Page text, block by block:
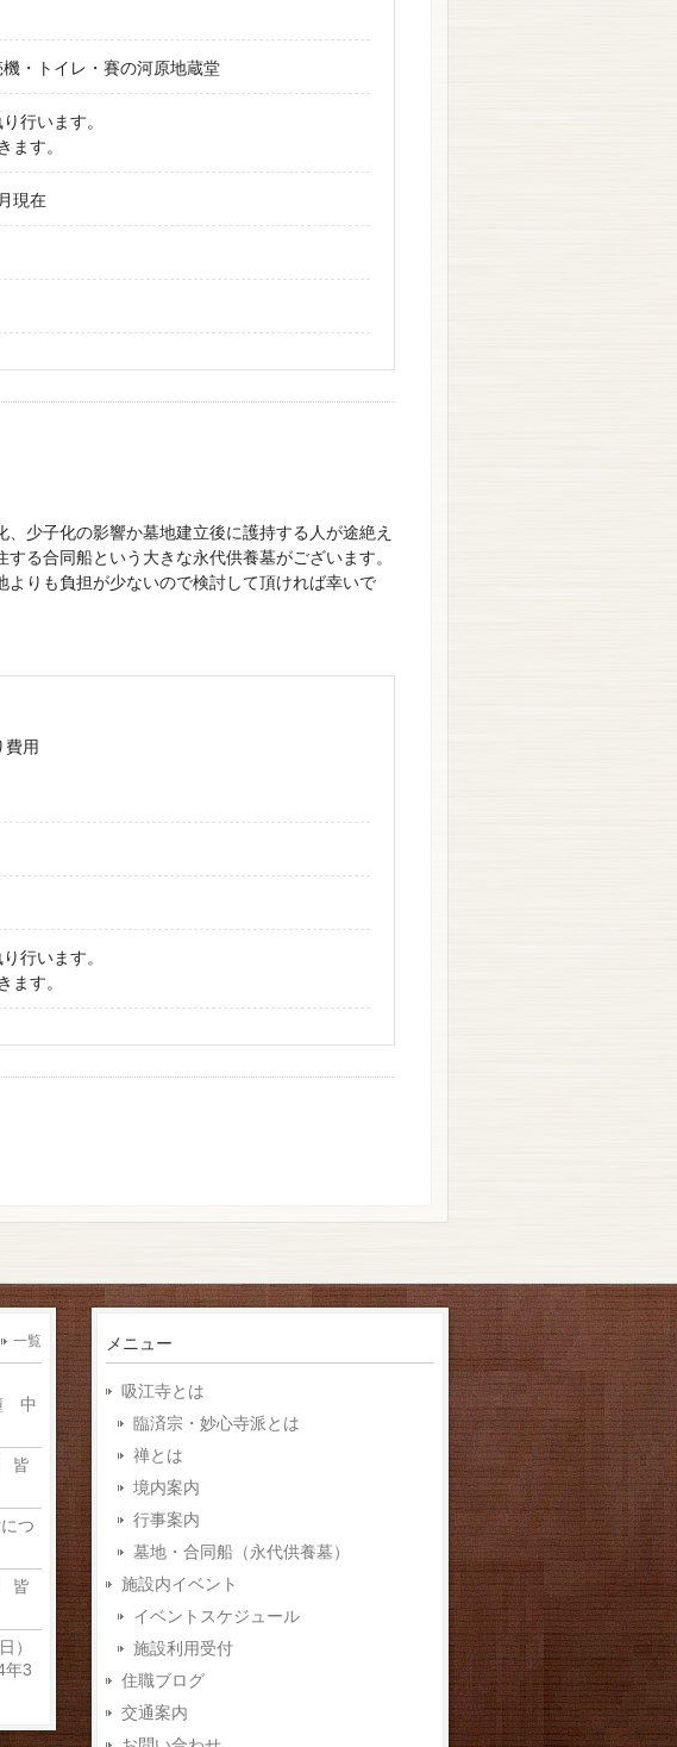
・トイレ・賽の河原地蔵堂
行います。
ます。
現在
少子化の影響か墓地建立後に護持する人が途絶え
る合同船という大きな永代供養墓がございます。
りも負担が少ないので検討して頂ければ幸いで
費用
行います。
ます。
一覧
中
皆
つ
皆
）
年3
メニュー
吸江寺とは
臨済宗・妙心寺派とは
禅とは
境内案内
行事案内
墓地・合同船（永代供養墓）
施設内イベント
イベントスケジュール
施設利用受付
住職ブログ
交通案内